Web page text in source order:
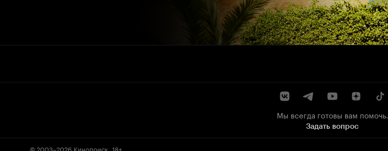
Мы всегда готовы вам помочь.
Задать вопрос
© 2003–2026 Кинопоиск 18+